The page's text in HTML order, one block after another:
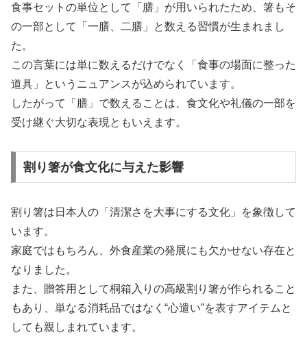
食事セットの単位として「膳」が用いられたため、箸もそ
の一部として「一膳、二膳」と数える習慣が生まれまし
た。
この言葉には単に数えるだけでなく「食事の場面に整った
道具」というニュアンスが込められています。
したがって「膳」で数えることは、食文化や礼儀の一部を
受け継ぐ大切な表現ともいえます。
割り箸が食文化に与えた影響
割り箸は日本人の「清潔さを大事にする文化」を象徴して
います。
家庭ではもちろん、外食産業の発展にも欠かせない存在と
なりました。
また、贈答用として桐箱入りの高級割り箸が作られること
もあり、単なる消耗品ではなく“心遣い”を表すアイテムと
しても親しまれています。